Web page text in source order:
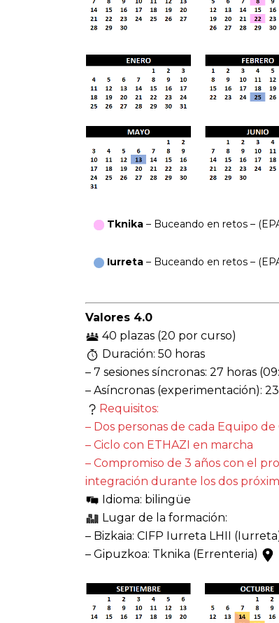
Tknika – Buceando en retos –
Iurreta – Buceando en retos –
Valores 4.0
40 plazas (20 por curso)
Duración: 50 horas
– 7 sesiones síncronas: 27 horas
– Asíncronas (experimentación):
Requisitos:
– Dos personas de cada Equipo
– Ciclo con ETHAZI en marcha
– Compromiso de 3 años con el
integración durante los dos
Idioma: bilingüe
Lugar de la formación:
– Bizkaia: CIFP Iurreta LHII
– Gipuzkoa: Tknika (Errenteria)